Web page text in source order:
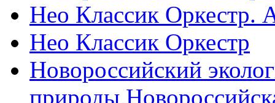
Нео Классик Оркестр.
Нео Классик Оркестр
Новороссийский
природы